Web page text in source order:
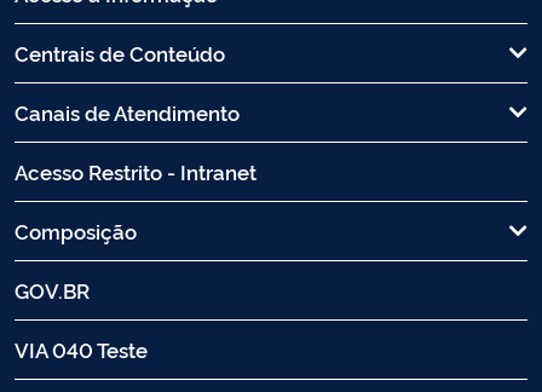
Centrais de Conteúdo
Canais de Atendimento
Acesso Restrito - Intranet
Composição
GOV.BR
VIA 040 Teste